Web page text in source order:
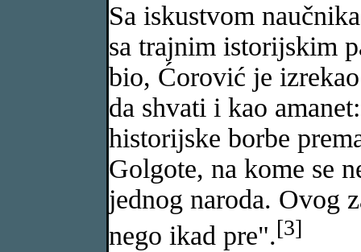
Sa iskustvom
sa trajnim istorijskim
bio, Ćorović je
da shvati i kao
historijske borbe
Golgote, na kome se
jednog naroda. Ovog
nego ikad pre".[3]